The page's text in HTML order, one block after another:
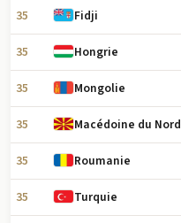
35 Fidji
35 Hongrie
35 Mongolie
35 Macédoine du Nord
35 Roumanie
35 Turquie